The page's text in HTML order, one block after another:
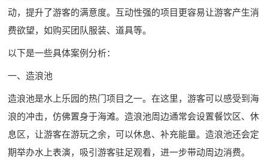
动，提升了游客的满意度。互动性强的项目更容易让游客产生消
费欲望，如购买团队服装、道具等。
以下是一些具体案例分析：
一、造浪池
造浪池是水上乐园的热门项目之一。在这里，游客可以感受到海
浪的冲击，仿佛置身于海滩。造浪池周边通常会设置餐饮区、休
息区，让游客在游玩之余，可以休息、补充能量。造浪池还会定
期举办水上表演，吸引游客驻足观看，进一步带动周边消费。